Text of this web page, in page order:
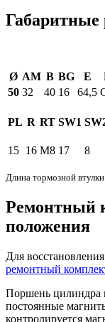
Габаритные
Ø AM B BG E
50 32 40 16 64,5
PL R RT SW1
15 16 M8 17 8
Длина тормозной
Ремонтный
положения
Для
ремонтный
Поршень цилиндра
постоянные
контролируется